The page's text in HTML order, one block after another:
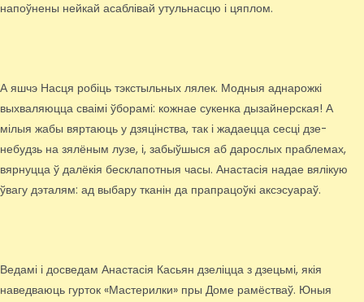
напоўнены нейкай асаблівай утульнасцю і цяплом.
А яшчэ Насця робіць тэкстыльных лялек. Модныя аднарожкі
выхваляюцца сваімі ўборамі: кожнае сукенка дызайнерская! А
мілыя жабы вяртаюць у дзяцінства, так і жадаецца сесці дзе-
небудзь на зялёным лузе, і, забыўшыся аб дарослых праблемах,
вярнуцца ў далёкія бесклапотныя часы. Анастасія надае вялікую
ўвагу дэталям: ад выбару тканін да прапрацоўкі аксэсуараў.
Ведамі і досведам Анастасія Касьян дзеліцца з дзецьмі, якія
наведваюць гурток «Мастерилки» пры Доме рамёстваў. Юныя